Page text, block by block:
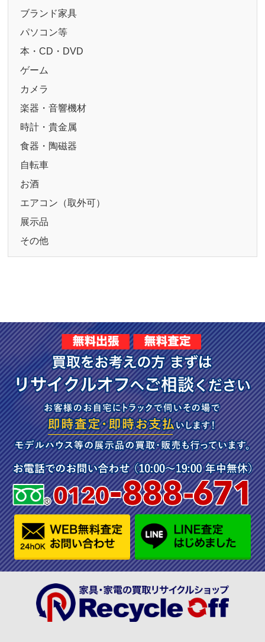
ブランド家具
パソコン等
本・CD・DVD
ゲーム
カメラ
楽器・音響機材
時計・貴金属
食器・陶磁器
自転車
お酒
エアコン（取外可）
展示品
その他